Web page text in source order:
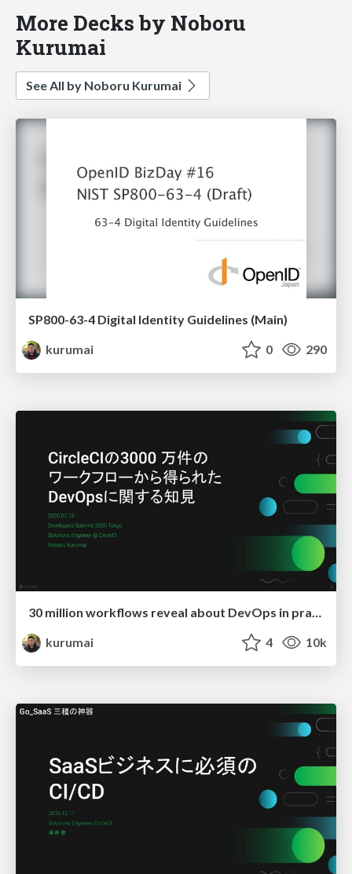
More Decks by Noboru
Kurumai
See All by Noboru Kurumai
SP800-63-4 Digital Identity Guidelines (Main)
kurumai
0 290
kurumai
4 10k